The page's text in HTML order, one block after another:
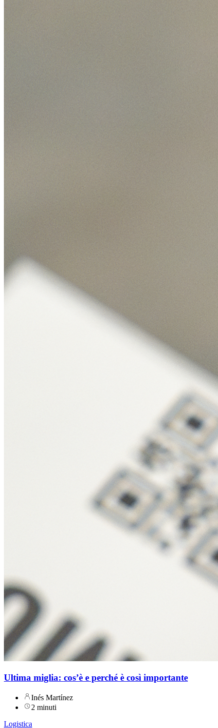
Ultima miglia: cos’è e perché è così importante
Inés Martínez
2 minuti
Logistica